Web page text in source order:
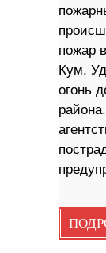
пожар
Кум.
огонь